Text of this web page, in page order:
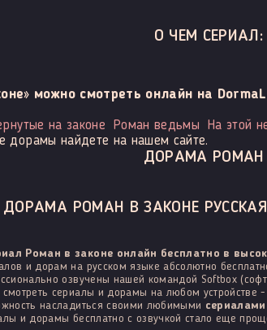
О ЧЕМ
можно смотреть онлайн на
на законе Роман ведьмы На этой
дорамы найдете на нашем сайте.
ДОРАМА РОМАН
ДОРАМА РОМАН В ЗАКОНЕ
Роман в законе онлайн бесплатно в
и дорам на русском языке абсолютно
озвучены нашей командой Softbox
смотреть сериалы и дорамы на любом устройстве
насладиться своими любимыми
и дорамы бесплатно с озвучкой стало еще